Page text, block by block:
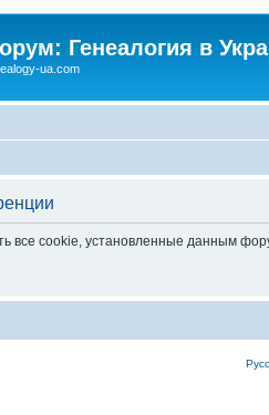
Генеалогия в
ua.com
все cookie, установленные данным